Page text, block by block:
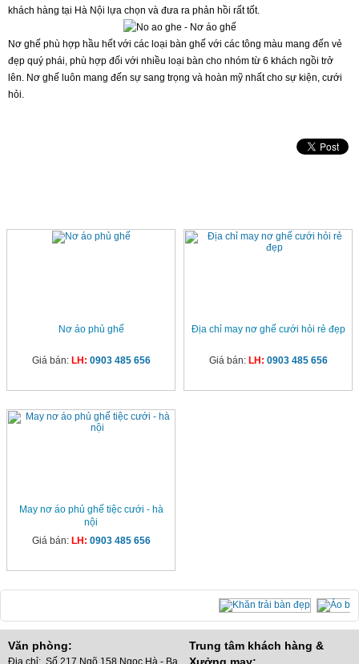
khách hàng tại Hà Nội lựa chọn và đưa ra phản hồi rất tốt.
Nơ ghế phù hợp hầu hết với các loại bàn ghế với các tông màu mang đến vẻ
đẹp quý phái, phù hợp đối với nhiều loại bàn cho nhóm từ 6 khách ngồi trở
lên. Nơ ghế luôn mang đến sự sang trọng và hoàn mỹ nhất cho sự kiện, cưới
hỏi.
Nơ áo phủ ghế
Giá bán: LH: 0903 485 656
Địa chỉ may nơ ghế cưới hỏi rẻ đẹp
Giá bán: LH: 0903 485 656
May nơ áo phủ ghế tiệc cưới - hà
nội
Giá bán: LH: 0903 485 656
Văn phòng:
Địa chỉ: Số 217 Ngõ 158 Ngọc Hà - Ba
Trung tâm khách hàng &